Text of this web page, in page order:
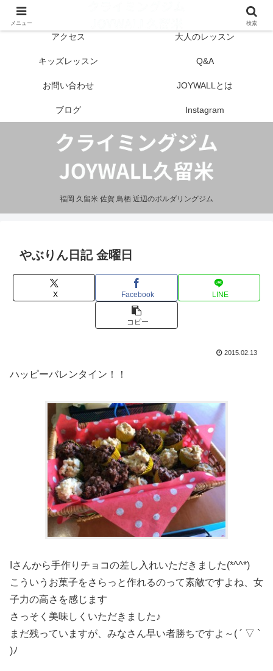
福岡 久留米 佐賀 鳥栖 近辺のボルダリングジム
アクセス 大人のレッスン
キッズレッスン Q&A
お問い合わせ JOYWALLとは
ブログ Instagram
やぶりん日記 金曜日
X Facebook LINE
コピー
2015.02.13
ハッピーバレンタイン！！
Iさんから手作りチョコの差し入れいただきました(*^^*)
こういうお菓子をさらっと作れるのって素敵ですよね、女
子力の高さを感じます
さっそく美味しくいただきました♪
まだ残っていますが、みなさん早い者勝ちですよ～( ´ ▽ `
)ﾉ
メニュー 検索